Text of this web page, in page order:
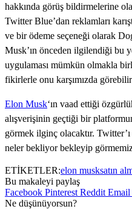
hakkında görüş bildirmelerine
Twitter Blue’dan reklamları
ve bir ödeme seçeneği olarak
Musk’ın önceden ilgilendiği bu
uygulaması mümkün olmakla
fikirlerle onu karşımızda
Elon Musk‘ın vaad ettiği
alışverişinin geçtiği bir
görmek ilginç olacaktır.
neler bekliyor bekleyip
ETİKETLER:elon musksatın
Bu makaleyi paylaş
Facebook Pinterest Reddit Email
Ne düşünüyorsun?